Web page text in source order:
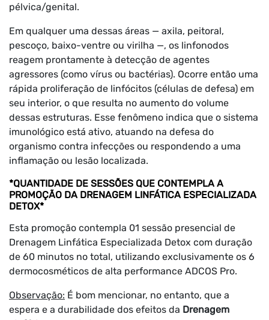
pélvica/genital.
Em qualquer uma dessas áreas — axila, peitoral,
pescoço, baixo-ventre ou virilha —, os linfonodos
reagem prontamente à detecção de agentes
agressores (como vírus ou bactérias). Ocorre então uma
rápida proliferação de linfócitos (células de defesa) em
seu interior, o que resulta no aumento do volume
dessas estruturas. Esse fenômeno indica que o sistema
imunológico está ativo, atuando na defesa do
organismo contra infecções ou respondendo a uma
inflamação ou lesão localizada.
*QUANTIDADE DE SESSÕES QUE CONTEMPLA A
PROMOÇÃO DA DRENAGEM LINFÁTICA ESPECIALIZADA
DETOX*
Esta promoção contempla 01 sessão presencial de
Drenagem Linfática Especializada Detox com duração
de 60 minutos no total, utilizando exclusivamente os 6
dermocosméticos de alta performance ADCOS Pro.
Observação: É bom mencionar, no entanto, que a
espera e a durabilidade dos efeitos da Drenagem